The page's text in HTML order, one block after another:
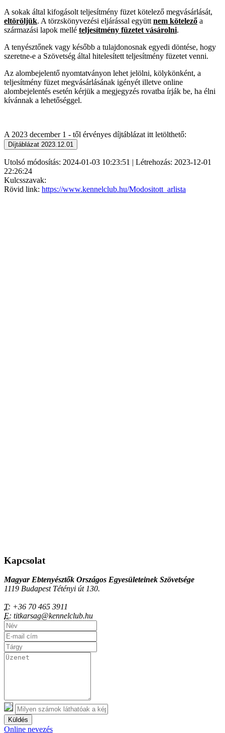
A sokak által kifogásolt teljesítmény füzet kötelező megvásárlását,
eltöröljük. A törzskönyvezési eljárással együtt nem kötelező a
származási lapok mellé teljesítmény füzetet vásárolni.
A tenyésztőnek vagy később a tulajdonosnak egyedi döntése, hogy
szeretne-e a Szövetség által hitelesített teljesítmény füzetet venni.
Az alombejelentő nyomtatványon lehet jelölni, kölykönként, a
teljesítmény füzet megvásárlásának igényét illetve online
alombejelentés esetén kérjük a megjegyzés rovatba írják be, ha élni
kívánnak a lehetőséggel.
A 2023 december 1 - től érvényes díjtáblázat itt letölthető:
Utolsó módosítás: 2024-01-03 10:23:51 | Létrehozás: 2023-12-01
22:26:24
Kulcsszavak:
Rövid link: https://www.kennelclub.hu/Modositott_arlista
Kapcsolat
Magyar Ebtenyésztők Országos Egyesületeinek Szövetsége
1119 Budapest Tétényi út 130.
T: +36 70 465 3911
E: titkarsag@kennelclub.hu
Küldés
Online nevezés